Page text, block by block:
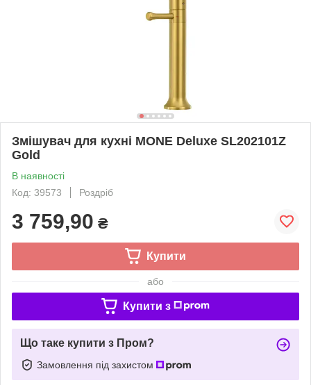
Змішувач для кухні MONE Deluxe SL202101Z
Gold
В наявності
Код: 39573
Роздріб
3 759,90 ₴
Купити
або
Купити з
Що таке купити з Пром?
Замовлення під захистом